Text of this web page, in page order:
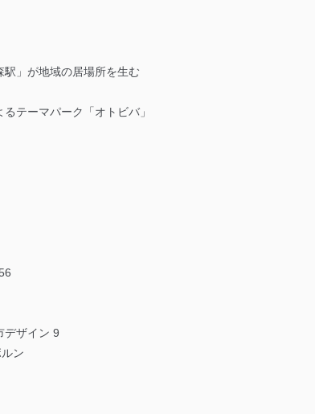
」が地域の居場所を生む
テーマパーク「オトビバ」
デザイン 9
ン